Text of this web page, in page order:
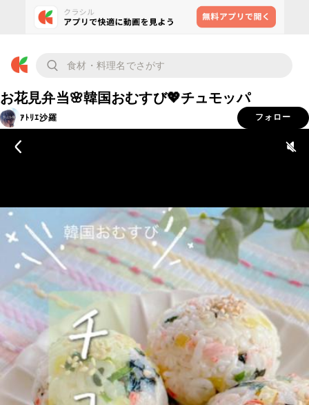
お花見弁当🌸韓国おむすび💖チュモッパ
ｱﾄﾘｴ沙羅 フォロー